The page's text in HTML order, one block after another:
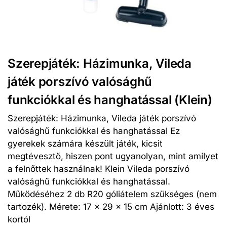
Szerepjáték: Házimunka, Vileda
játék porszívó valósághű
funkciókkal és hanghatással (Klein)
Szerepjáték: Házimunka, Vileda játék porszívó
valósághű funkciókkal és hanghatással Ez
gyerekek számára készült játék, kicsit
megtévesztő, hiszen pont ugyanolyan, mint amilyet
a felnőttek használnak! Klein Vileda porszívó
valósághű funkciókkal és hanghatással.
Működéséhez 2 db R20 góliátelem szükséges (nem
tartozék). Mérete: 17 x 29 x 15 cm Ajánlott: 3 éves
kortól